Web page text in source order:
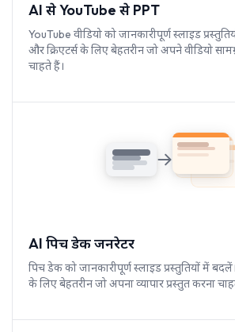
AI से YouTube से PPT
YouTube वीडियो को जानकारीपूर्ण स्लाइड
और क्रिएटर्स के लिए बेहतरीन जो अपने वीडियो
चाहते हैं।
AI पिच डेक जनरेटर
पिच डेक को जानकारीपूर्ण स्लाइड प्रस्तुतियों में
के लिए बेहतरीन जो अपना व्यापार प्रस्तुत करना